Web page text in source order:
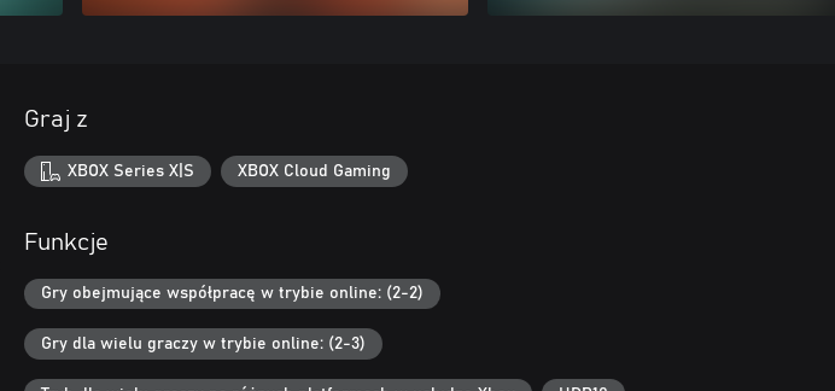
Graj z
XBOX Series X|S XBOX Cloud Gaming
Funkcje
Gry obejmujące współpracę w trybie online: (2-2)
Gry dla wielu graczy w trybie online: (2-3)